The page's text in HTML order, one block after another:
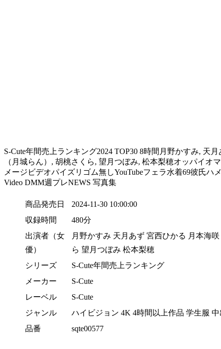
S-Cute年間売上ランキング2024 TOP30 8時間月野かすみ, 天
（月城らん）, 胡桃さくら, 望月つぼみ, 松本梨穂オッパイオ
メージビデオパイズリゴム無しYouTubeフェラ水着69彼氏
Video DMM週プレNEWS 写真集
商品発売日
2024-11-30 10:00:00
収録時間
480分
出演者（女
優）
月野かすみ 天月あず 宮西ひかる 月本海
ら 望月つぼみ 松本梨穂
シリーズ
S-Cute年間売上ランキング
メーカー
S-Cute
レーベル
S-Cute
ジャンル
ハイビジョン 4K 4時間以上作品 学生服
品番
sqte00577